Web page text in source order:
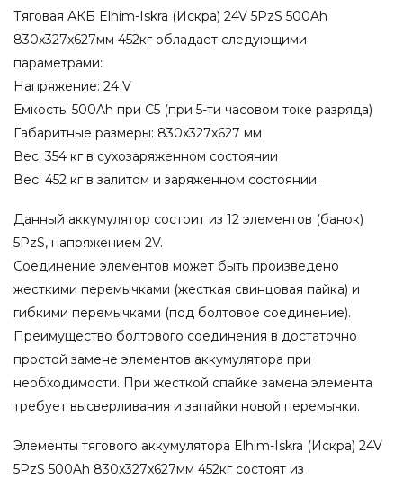
Тяговая АКБ Elhim-Iskra (Искра) 24V 5PzS 500Ah
830x327x627мм 452кг обладает следующими
параметрами:
Напряжение: 24 V
Емкость: 500Ah при С5 (при 5-ти часовом токе разряда)
Габаритные размеры: 830x327x627 мм
Вес: 354 кг в сухозаряженном состоянии
Вес: 452 кг в залитом и заряженном состоянии.
Данный аккумулятор состоит из 12 элементов (банок)
5PzS, напряжением 2V.
Соединение элементов может быть произведено
жесткими перемычками (жесткая свинцовая пайка) и
гибкими перемычками (под болтовое соединение).
Преимущество болтового соединения в достаточно
простой замене элементов аккумулятора при
необходимости. При жесткой спайке замена элемента
требует высверливания и запайки новой перемычки.
Элементы тягового аккумулятора Elhim-Iskra (Искра) 24V
5PzS 500Ah 830x327x627мм 452кг состоят из